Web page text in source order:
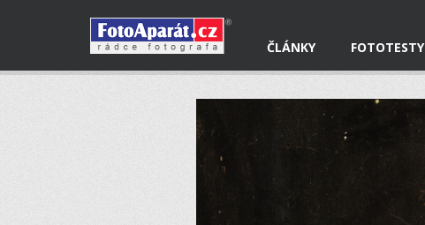
ČLÁNKY FOTOTESTY